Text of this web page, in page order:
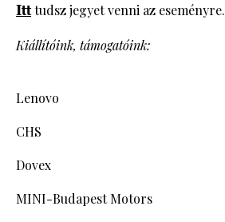
Itttudsz jegyet venni az eseményre.
Kiállítóink, támogatóink:
Lenovo
CHS
Dovex
MINI-Budapest Motors